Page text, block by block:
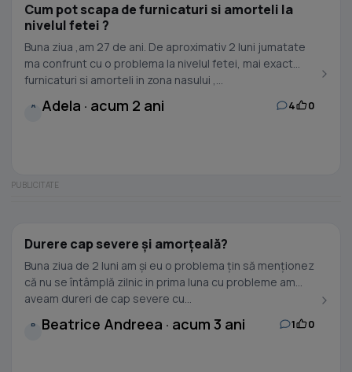
Cum pot scapa de furnicaturi si amorteli la
nivelul fetei ?
Buna ziua ,am 27 de ani. De aproximativ 2 luni jumatate
ma confrunt cu o problema la nivelul fetei, mai exact
furnicaturi si amorteli in zona nasului ,...
A Adela · acum 2 ani 4 0
Durere cap severe și amorțeală?
Buna ziua de 2 luni am și eu o problema țin să menționez
că nu se întâmplă zilnic in prima luna cu probleme am
aveam dureri de cap severe cu...
B Beatrice Andreea · acum 3 ani 1 0